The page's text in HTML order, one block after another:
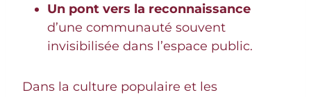
Un pont vers la reconnaissance
d’une communauté souvent
invisibilisée dans l’espace public.
Dans la culture populaire et les